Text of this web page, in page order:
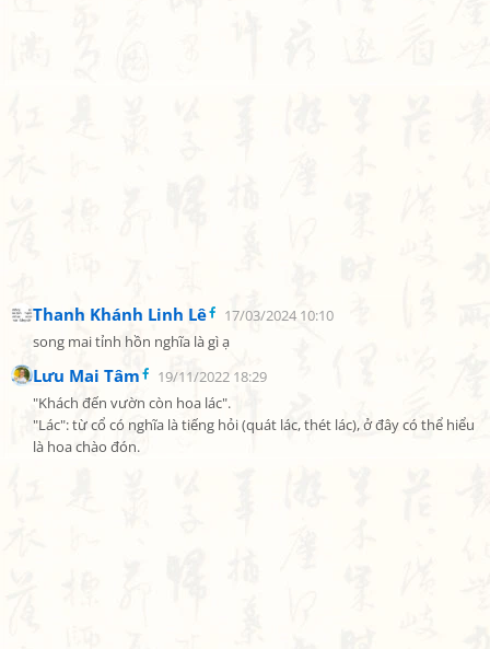
Thanh Khánh Linh Lê
17/03/2024 10:10
song mai tỉnh hồn nghĩa là gì ạ
Lưu Mai Tâm
19/11/2022 18:29
"Khách đến vườn còn hoa lác".
"Lác": từ cổ có nghĩa là tiếng hỏi (quát lác, thét lác), ở đây có thể hiểu
là hoa chào đón.